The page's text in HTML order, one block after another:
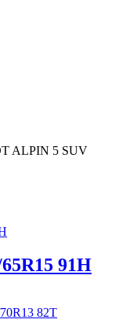
ALPIN 5 SUV
91H